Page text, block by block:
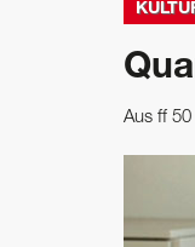
Aus ff